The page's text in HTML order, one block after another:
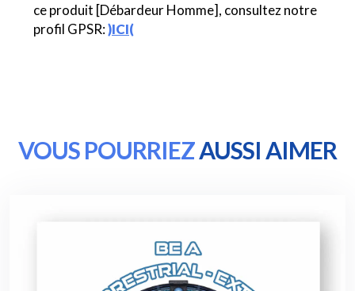
ce produit [Débardeur Homme], consultez notre
profil GPSR:)ICI(
VOUS POURRIEZAUSSI AIMER